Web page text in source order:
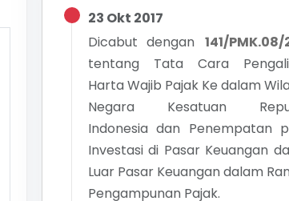
23 Okt 2017
Dicabut dengan 141/PMK.08/
tentang Tata Cara
Harta Wajib Pajak Ke dalam
Negara Kesatuan
Indonesia dan Penempatan
Investasi di Pasar Keuangan
Luar Pasar Keuangan dalam
Pengampunan Pajak.